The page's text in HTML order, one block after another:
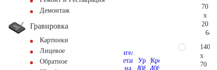
Демонтаж
Гравировка
Картинки
Лицевое
Обратное
70
x
20
140
x
70